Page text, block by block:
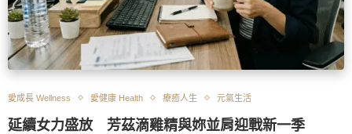
愛成長 Wellness 愛健康 Health 療癒人生 元氣生活
延續女力盛放 芳茲滴雞精與妳並肩迎戰新一季